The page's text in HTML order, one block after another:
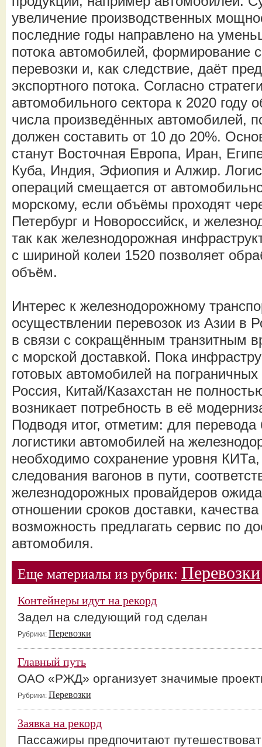
увеличение производственных
последние годы направлено на
потока автомобилей, формирование
перевозки и, как следствие, даёт
экспортного потока. Согласно
автомобильного сектора к 2020 году
числа произведённых автомобилей,
должен составить от 10 до 20%.
станут Восточная Европа, Иран,
Куба, Индия, Эфиопия и Алжир.
операций смещается от
морскому, если объёмы проходят
Петербург и Новороссийск, и
так как железнодорожная
с шириной колеи 1520 позволяет
объём.
Интерес к железнодорожному
осуществлении перевозок из Азии в
в связи с сокращённым транзитным
с морской доставкой. Пока
готовых автомобилей на
Россия, Китай/Казахстан не
возникает потребность в её
Подводя итог, отметим: для
логистики автомобилей на
необходимо сохранение уровня
следования вагонов в пути,
железнодорожных провайдеров
отношении сроков доставки,
возможность предлагать сервис по
автомобиля.
Еще материалы из рубрик: Перевозки
Контейнеры идут на рекорд
Задел на следующий год сделан
Рубрики: Перевозки
Главный путь
ОАО «РЖД» организует значимые
Рубрики: Перевозки
Заявка на рекорд
Пассажиры предпочитают